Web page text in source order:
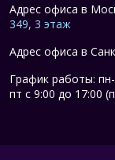
Адрес офиса в
349, 3 этаж
Адрес офиса в
График работы:
пт с 9:00 до 17:00